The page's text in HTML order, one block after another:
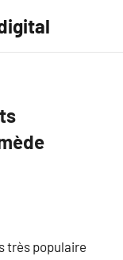
très populaire